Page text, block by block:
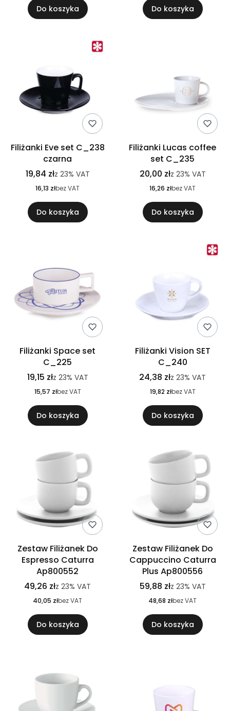
Do koszyka Do koszyka
Filiżanki Eve set C_238
czarna
19,84 złz 23% VAT
16,13 złbez VAT
Do koszyka
Filiżanki Lucas coffee
set C_235
20,00 złz 23% VAT
16,26 złbez VAT
Do koszyka
Filiżanki Space set
C_225
19,15 złz 23% VAT
15,57 złbez VAT
Do koszyka
Filiżanki Vision SET
C_240
24,38 złz 23% VAT
19,82 złbez VAT
Do koszyka
Zestaw Filiżanek Do
Espresso Caturra
Ap800552
49,26 złz 23% VAT
40,05 złbez VAT
Do koszyka
Zestaw Filiżanek Do
Cappuccino Caturra
Plus Ap800556
59,88 złz 23% VAT
48,68 złbez VAT
Do koszyka